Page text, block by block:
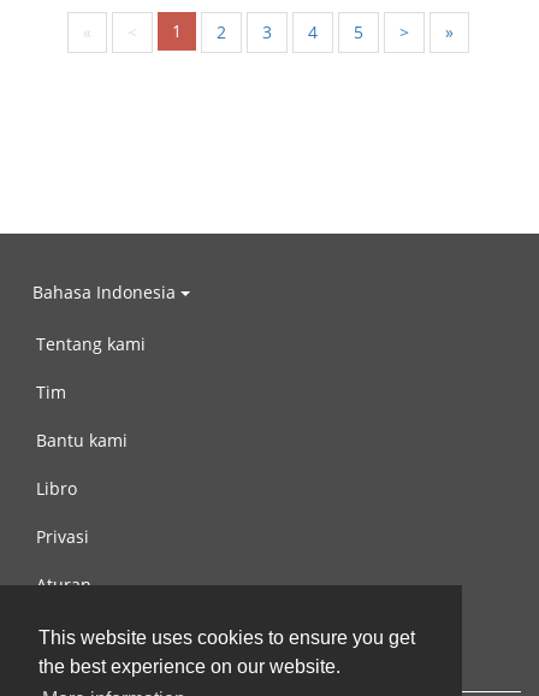
This website uses cookies to ensure you get
the best experience on our website.
« < 1 2 3 4 5 > »
Bahasa Indonesia
Tentang kami
Tim
Bantu kami
Libro
Privasi
Aturan
Hubungi kami